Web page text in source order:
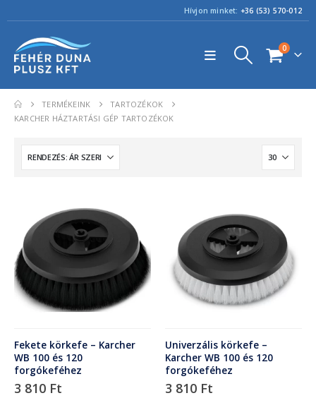
Hívjon minket: +36 (53) 570-012
0
TERMÉKEINK
TARTOZÉKOK
KARCHER HÁZTARTÁSI GÉP TARTOZÉKOK
Fekete körkefe – Karcher
WB 100 és 120
forgókeféhez
3 810 Ft
Univerzális körkefe –
Karcher WB 100 és 120
forgókeféhez
3 810 Ft